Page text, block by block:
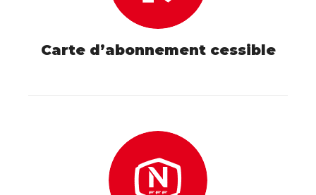
Carte d’abonnement cessible